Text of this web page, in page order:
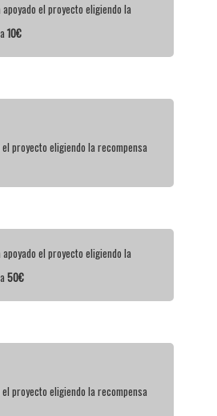
apoyado el proyecto eligiendo la
10€
el proyecto eligiendo la recompensa
apoyado el proyecto eligiendo la
50€
el proyecto eligiendo la recompensa